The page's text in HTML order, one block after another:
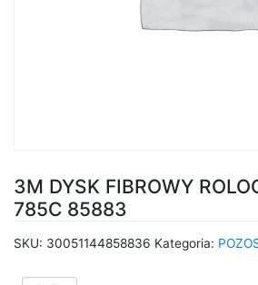
3M DYSK FIBROWY
785C 85883
SKU: 30051144858836 Kategoria: